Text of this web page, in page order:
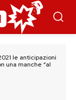
le anticipazioni
una manche “al